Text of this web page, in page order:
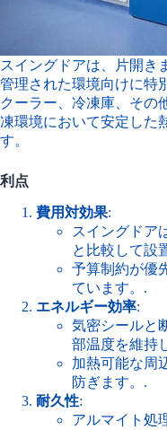
スイングドアは、片開き
管理された環境向けに特
クーラー、冷凍庫、その
凍環境において安定した
す。
利点
費用対効果:
スイングドア
と比較して設
予算制約が優
ています。.
エネルギー効率:
気密シールと
部温度を維持
加熱可能な周
防ぎます。.
耐久性:
アルマイト処